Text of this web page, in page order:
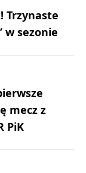
Trzynaste
w sezonie
mecz z
PiK